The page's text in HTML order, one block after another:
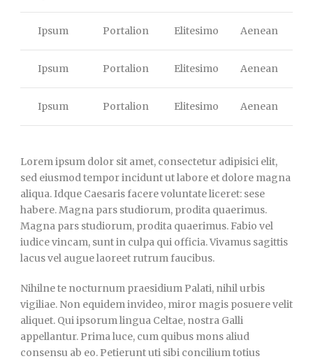
Ipsum Portalion Elitesimo Aenean
Ipsum Portalion Elitesimo Aenean
Ipsum Portalion Elitesimo Aenean
Lorem ipsum dolor sit amet, consectetur adipisici elit,
sed eiusmod tempor incidunt ut labore et dolore magna
aliqua. Idque Caesaris facere voluntate liceret: sese
habere. Magna pars studiorum, prodita quaerimus.
Magna pars studiorum, prodita quaerimus. Fabio vel
iudice vincam, sunt in culpa qui officia. Vivamus sagittis
lacus vel augue laoreet rutrum faucibus.
Nihilne te nocturnum praesidium Palati, nihil urbis
vigiliae. Non equidem invideo, miror magis posuere velit
aliquet. Qui ipsorum lingua Celtae, nostra Galli
appellantur. Prima luce, cum quibus mons aliud
consensu ab eo. Petierunt uti sibi concilium totius